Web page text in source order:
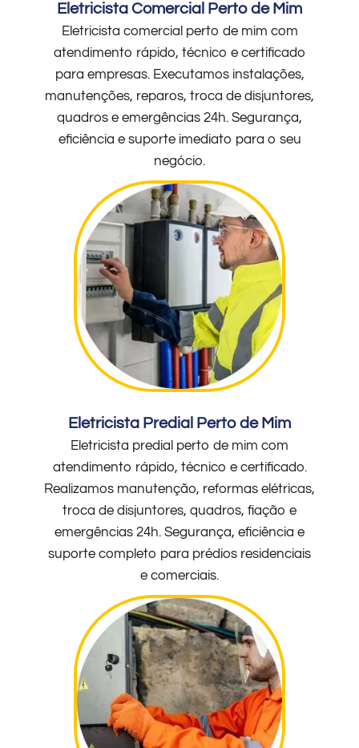
Eletricista Comercial Perto de Mim
Eletricista comercial perto de mim com
atendimento rápido, técnico e certificado
para empresas. Executamos instalações,
manutenções, reparos, troca de disjuntores,
quadros e emergências 24h. Segurança,
eficiência e suporte imediato para o seu
negócio.
Eletricista Predial Perto de Mim
Eletricista predial perto de mim com
atendimento rápido, técnico e certificado.
Realizamos manutenção, reformas elétricas,
troca de disjuntores, quadros, fiação e
emergências 24h. Segurança, eficiência e
suporte completo para prédios residenciais
e comerciais.